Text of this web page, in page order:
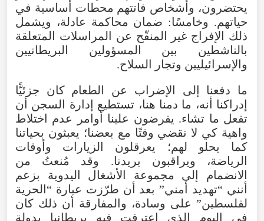
يحتضرون، وأشخاص فاتتهم محطات أساسية في
حياتهم. وخامسًا: ضمان محاكمة عادلة، ويشمل
ذلك الإفراج غير المنقّح عن المراسلات المتعلقة
بالناشطين بين المسؤولين البريطانيين
والإسرائيليين وتجار السلاح.
ما دفعنا إلى الإضراب عن الطعام كان جزئيًّا
إدراكنا أنه، ما دمنا هنا، تستطيع إدارة السجن أن
تفعل ما تشاء. يفرضون علينا أوامر عدم اختلاط
واهية كي لا نقضي وقتًا مع بعضنا؛ يعبثون بحياتنا
كما يحلو لهم؛ يعرقلون الزيارات وأوقات
الرياضة، ويراقبون بريدنا. وقد مُنعتُ من
الانضمام إلى مجموعة الأشغال اليدوية بزعم
أنني “تهديد أمني” بعد أن طرّزت عبارة “الحرية
لفلسطين” على وسادة، والمفارقة أن ذلك كان
في اليوم الذي اعترفت فيه بريطانيا بدولة